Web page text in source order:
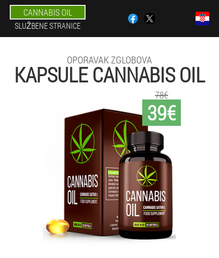
CANNABIS OIL
SLUŽBENE STRANICE
OPORAVAK ZGLOBOVA
KAPSULE CANNABIS OIL
39€
78€